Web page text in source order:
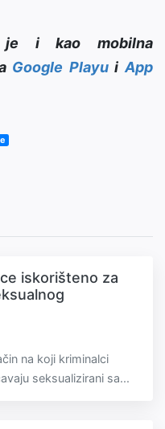
je i kao mobilna
Google PlayuiApp
iskorišteno za
na koji kriminalci
seksualizirani sa...